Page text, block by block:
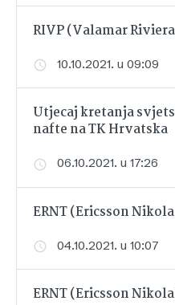
RIVP (Valamar
10.10.2021. u 09:09
Utjecaj kretanja
nafte na TK Hrvatska
06.10.2021. u 17:26
ERNT (Ericsson
04.10.2021. u 10:07
ERNT (Ericsson